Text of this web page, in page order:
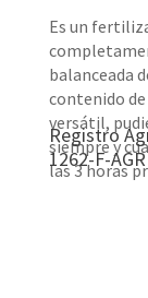
Es un
balanceada
contenido de
versátil,
siempre y
las 3 horas
Registro
1262-F-AGR